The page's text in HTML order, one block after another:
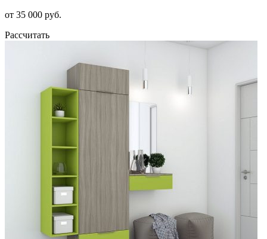
от 35 000 руб.
Рассчитать